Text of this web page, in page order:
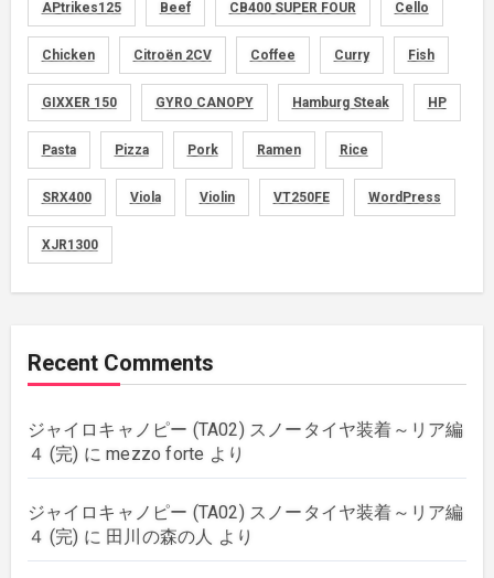
foods (155)
graphics (134)
memo
motorcycle (149)
movies
plants
rebuilding (6)
wordpress
APtrikes125 Beef CB400 SUPER FOUR Cello
Chicken Citroën 2CV Coffee Curry Fish
GIXXER 150 GYRO CANOPY Hamburg Steak HP
Pasta Pizza Pork Ramen Rice
SRX400 Viola Violin VT250FE WordPress
XJR1300
Recent Comments
ジャイロキャノピー (TA02) スノータイヤ装着～リア編
４ (完) にmezzo forte より
ジャイロキャノピー (TA02) スノータイヤ装着～リア編
４ (完) に 田川の森の人 より